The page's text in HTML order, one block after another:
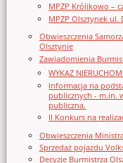
MPZP Królikowo –
MPZP Olsztynek ul.
Obwieszczenia
Olsztynie
Zawiadomienia
WYKAZ
Informacja na
publicznych - m.in.
publiczna.
II Konkurs na
Obwieszczenia
Sprzedaż pojazdu
Decyzje Burmistrza